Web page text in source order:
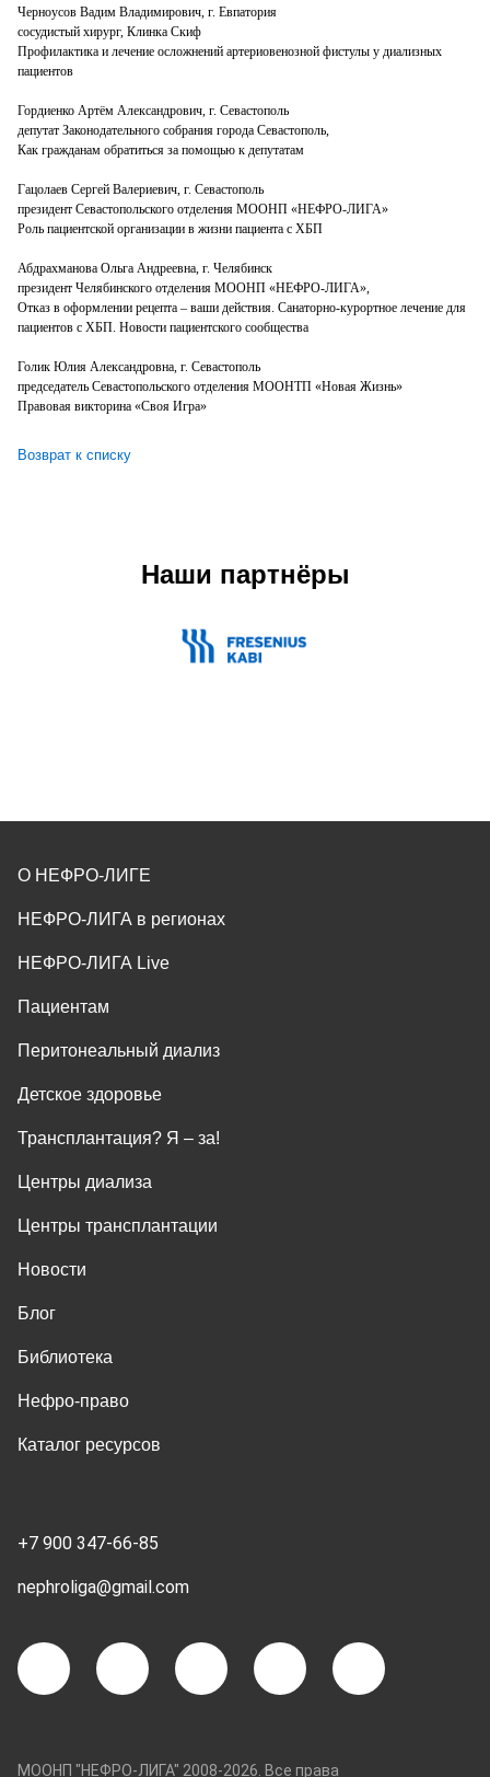
Черноусов Вадим Владимирович, г. Евпатория
сосудистый хирург, Клинка Скиф
Профилактика и лечение осложнений артериовенозной фистулы у диализных
пациентов
Гордиенко Артём Александрович, г. Севастополь
депутат Законодательного собрания города Севастополь,
Как гражданам обратиться за помощью к депутатам
Гацолаев Сергей Валериевич, г. Севастополь
президент Севастопольского отделения МООНП «НЕФРО-ЛИГА»
Роль пациентской организации в жизни пациента с ХБП
Абдрахманова Ольга Андреевна, г. Челябинск
президент Челябинского отделения МООНП «НЕФРО-ЛИГА»,
Отказ в оформлении рецепта – ваши действия. Санаторно-курортное лечение для
пациентов с ХБП. Новости пациентского сообщества
Голик Юлия Александровна, г. Севастополь
председатель Севастопольского отделения МООНТП «Новая Жизнь»
Правовая викторина «Своя Игра»
Возврат к списку
Наши партнёры
О НЕФРО-ЛИГЕ
НЕФРО-ЛИГА в регионах
НЕФРО-ЛИГА Live
Пациентам
Перитонеальный диализ
Детское здоровье
Трансплантация? Я ‒ за!
Центры диализа
Центры трансплантации
Новости
Блог
Библиотека
Нефро-право
Каталог ресурсов
+7 900 347-66-85
nephroliga@gmail.com
МООНП "НЕФРО-ЛИГА" 2008-2026. Все права